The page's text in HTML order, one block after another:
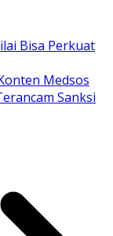
Bisa Perkuat
Medsos
Sanksi